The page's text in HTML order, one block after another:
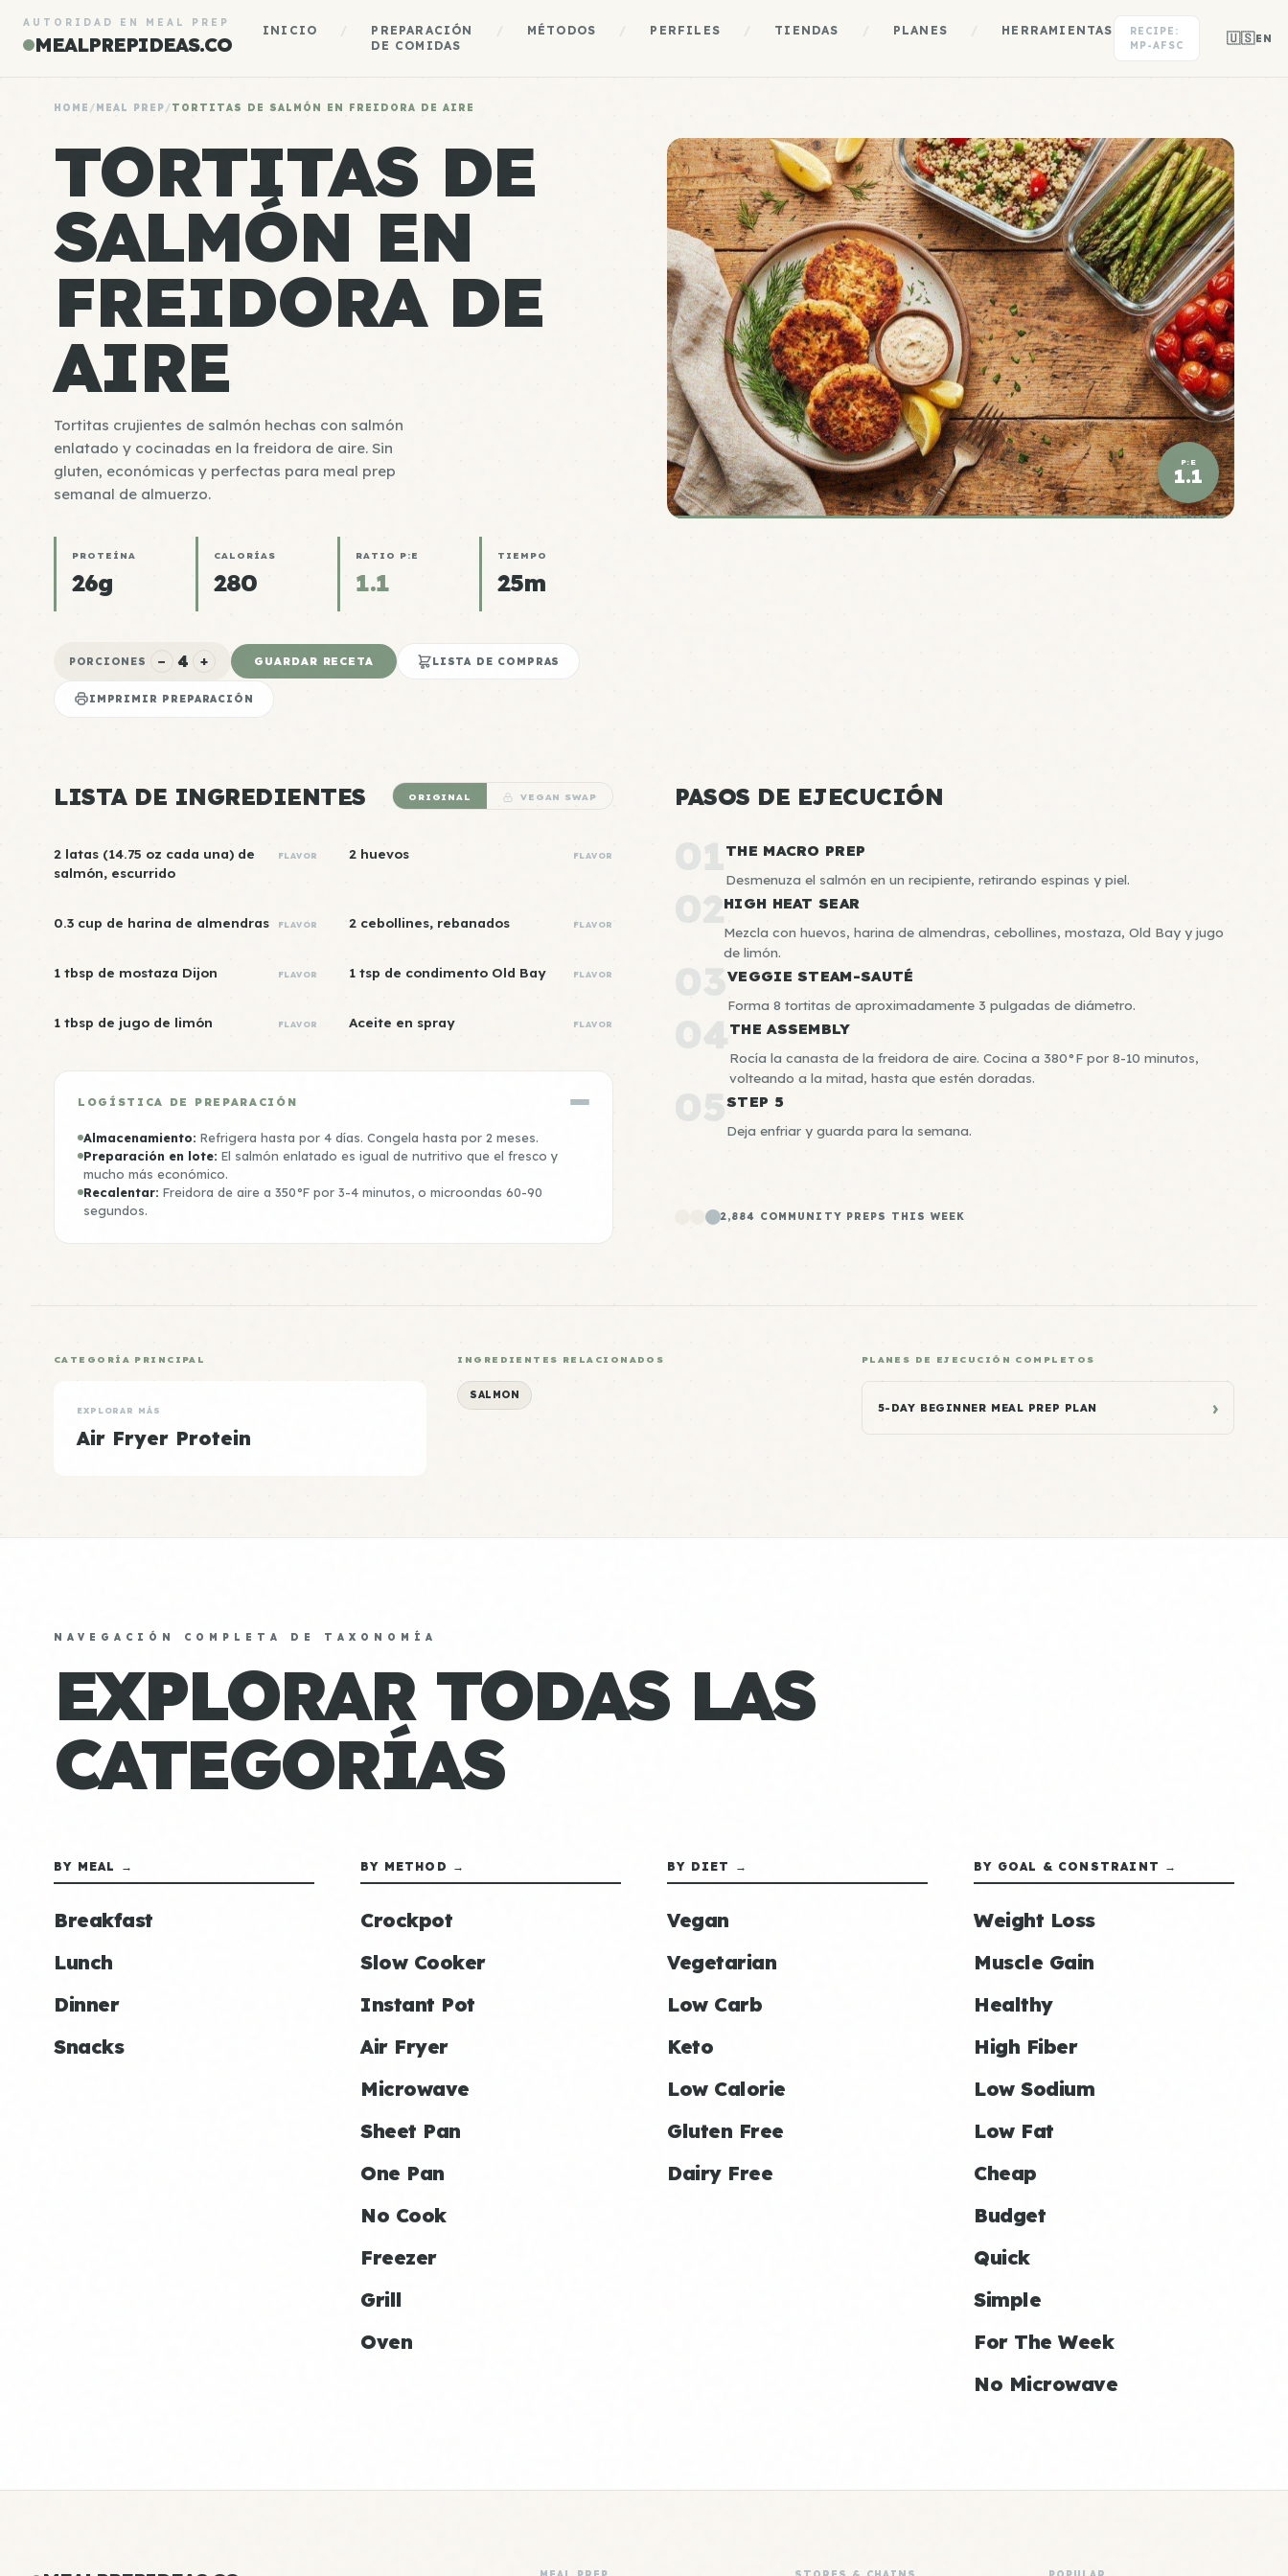
AUTORIDAD EN MEAL PREP
MEALPREPIDEAS.CO
INICIO
PREPARACIÓN
DE COMIDAS
MÉTODOS PERFILES TIENDAS PLANES HERRAMIENTAS
RECIPE:
MP-AFSC
🇺🇸EN
HOME /MEAL PREP/TORTITAS DE SALMÓN EN FREIDORA DE AIRE
TORTITAS DE
SALMÓN EN
FREIDORA DE
AIRE
Tortitas crujientes de salmón hechas con salmón
enlatado y cocinadas en la freidora de aire. Sin
gluten, económicas y perfectas para meal prep
semanal de almuerzo.
PROTEÍNA
26g
CALORÍAS
280
RATIO P:E
1.1
TIEMPO
25m
PORCIONES − 4 + GUARDAR RECETA LISTA DE COMPRAS
IMPRIMIR PREPARACIÓN
P:E
1.1
DENSIDAD ÉLITE
LISTA DE INGREDIENTES ORIGINAL VEGAN SWAP
2 latas (14.75 oz cada una) de
salmón, escurrido
FLAVOR 2 huevos FLAVOR
0.3 cup de harina de almendras FLAVOR 2 cebollines, rebanados FLAVOR
1 tbsp de mostaza Dijon FLAVOR 1 tsp de condimento Old Bay FLAVOR
1 tbsp de jugo de limón FLAVOR Aceite en spray FLAVOR
LOGÍSTICA DE PREPARACIÓN
Almacenamiento: Refrigera hasta por 4 días. Congela hasta por 2 meses.
Preparación en lote: El salmón enlatado es igual de nutritivo que el fresco y
mucho más económico.
Recalentar: Freidora de aire a 350°F por 3-4 minutos, o microondas 60-90
segundos.
PASOS DE EJECUCIÓN
01THE MACRO PREP
Desmenuza el salmón en un recipiente, retirando espinas y piel.
02HIGH HEAT SEAR
Mezcla con huevos, harina de almendras, cebollines, mostaza, Old Bay y jugo
de limón.
03 VEGGIE STEAM-SAUTÉ
Forma 8 tortitas de aproximadamente 3 pulgadas de diámetro.
04THE ASSEMBLY
Rocía la canasta de la freidora de aire. Cocina a 380°F por 8-10 minutos,
volteando a la mitad, hasta que estén doradas.
05 STEP 5
Deja enfriar y guarda para la semana.
2,884 COMMUNITY PREPS THIS WEEK
CATEGORÍA PRINCIPAL
EXPLORAR MÁS
Air Fryer Protein
INGREDIENTES RELACIONADOS
SALMON
PLANES DE EJECUCIÓN COMPLETOS
5-DAY BEGINNER MEAL PREP PLAN ›
NAVEGACIÓN COMPLETA DE TAXONOMÍA
EXPLORAR TODAS LAS
CATEGORÍAS
BY MEAL →
Breakfast
Lunch
Dinner
Snacks
BY METHOD →
Crockpot
Slow Cooker
Instant Pot
Air Fryer
Microwave
Sheet Pan
One Pan
No Cook
Freezer
Grill
Oven
BY DIET →
Vegan
Vegetarian
Low Carb
Keto
Low Calorie
Gluten Free
Dairy Free
BY GOAL & CONSTRAINT →
Weight Loss
Muscle Gain
Healthy
High Fiber
Low Sodium
Low Fat
Cheap
Budget
Quick
Simple
For The Week
No Microwave